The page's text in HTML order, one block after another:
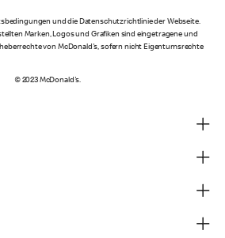
und die Datenschutzrichtlinie der Webseite.
Marken, Logos und Grafiken sind eingetragene und
von McDonald's, sofern nicht Eigentumsrechte
© 2023 McDonald's.